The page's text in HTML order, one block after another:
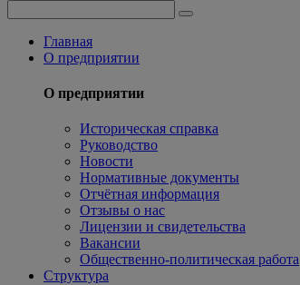
Главная
О предприятии
О предприятии
Историческая справка
Руководство
Новости
Нормативные документы
Отчётная информация
Отзывы о нас
Лицензии и свидетельства
Вакансии
Общественно-политическая работа
Структура